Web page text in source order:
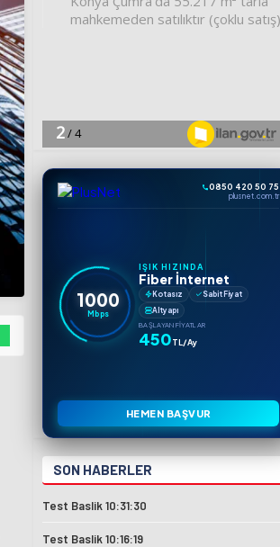
0850 420 50 75
plusnet.com.tr
1000
Mbps
IŞIK HIZINDA
Fiber İnternet
Kotasız
Sabit Fiyat
Altyapı
BAŞLAYAN FIYATLAR
450TL/Ay
HEMEN BAŞVUR
SON HABERLER
Test Baslik 10:31:30
Test Baslik 10:16:19